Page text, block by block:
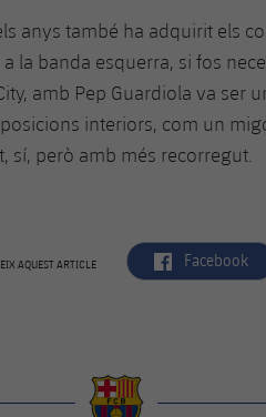
anys també ha adquirit els
la banda esquerra, si fos
amb Pep Guardiola va ser
interiors, com un
sí, però amb més recorregut.
AQUEST ARTICLE Facebook